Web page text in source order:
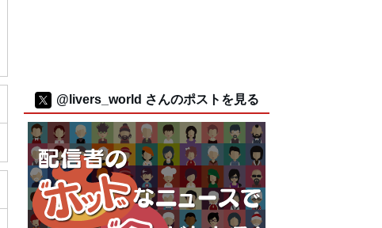
@livers_world さんのポストを見る